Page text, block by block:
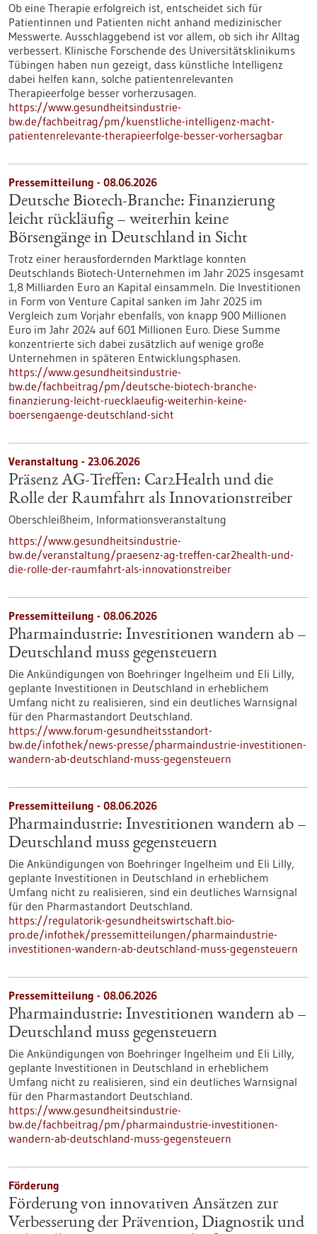
Ob eine Therapie erfolgreich ist, entscheidet sich für
Patientinnen und Patienten nicht anhand medizinischer
Messwerte. Ausschlaggebend ist vor allem, ob sich ihr Alltag
verbessert. Klinische Forschende des Universitätsklinikums
Tübingen haben nun gezeigt, dass künstliche Intelligenz
dabei helfen kann, solche patientenrelevanten
Therapieerfolge besser vorherzusagen.
https://www.gesundheitsindustrie-
bw.de/fachbeitrag/pm/kuenstliche-intelligenz-macht-
patientenrelevante-therapieerfolge-besser-vorhersagbar
Pressemitteilung - 08.06.2026
Deutsche Biotech-Branche: Finanzierung
leicht rückläufig – weiterhin keine
Börsengänge in Deutschland in Sicht
Trotz einer herausfordernden Marktlage konnten
Deutschlands Biotech-Unternehmen im Jahr 2025 insgesamt
1,8 Milliarden Euro an Kapital einsammeln. Die Investitionen
in Form von Venture Capital sanken im Jahr 2025 im
Vergleich zum Vorjahr ebenfalls, von knapp 900 Millionen
Euro im Jahr 2024 auf 601 Millionen Euro. Diese Summe
konzentrierte sich dabei zusätzlich auf wenige große
Unternehmen in späteren Entwicklungsphasen.
https://www.gesundheitsindustrie-
bw.de/fachbeitrag/pm/deutsche-biotech-branche-
finanzierung-leicht-ruecklaeufig-weiterhin-keine-
boersengaenge-deutschland-sicht
Veranstaltung - 23.06.2026
Präsenz AG-Treffen: Car2Health und die
Rolle der Raumfahrt als Innovationstreiber
Oberschleißheim, Informationsveranstaltung
https://www.gesundheitsindustrie-
bw.de/veranstaltung/praesenz-ag-treffen-car2health-und-
die-rolle-der-raumfahrt-als-innovationstreiber
Pressemitteilung - 08.06.2026
Pharmaindustrie: Investitionen wandern ab –
Deutschland muss gegensteuern
Die Ankündigungen von Boehringer Ingelheim und Eli Lilly,
geplante Investitionen in Deutschland in erheblichem
Umfang nicht zu realisieren, sind ein deutliches Warnsignal
für den Pharmastandort Deutschland.
https://www.forum-gesundheitsstandort-
bw.de/infothek/news-presse/pharmaindustrie-investitionen-
wandern-ab-deutschland-muss-gegensteuern
Pressemitteilung - 08.06.2026
Pharmaindustrie: Investitionen wandern ab –
Deutschland muss gegensteuern
Die Ankündigungen von Boehringer Ingelheim und Eli Lilly,
geplante Investitionen in Deutschland in erheblichem
Umfang nicht zu realisieren, sind ein deutliches Warnsignal
für den Pharmastandort Deutschland.
https://regulatorik-gesundheitswirtschaft.bio-
pro.de/infothek/pressemitteilungen/pharmaindustrie-
investitionen-wandern-ab-deutschland-muss-gegensteuern
Pressemitteilung - 08.06.2026
Pharmaindustrie: Investitionen wandern ab –
Deutschland muss gegensteuern
Die Ankündigungen von Boehringer Ingelheim und Eli Lilly,
geplante Investitionen in Deutschland in erheblichem
Umfang nicht zu realisieren, sind ein deutliches Warnsignal
für den Pharmastandort Deutschland.
https://www.gesundheitsindustrie-
bw.de/fachbeitrag/pm/pharmaindustrie-investitionen-
wandern-ab-deutschland-muss-gegensteuern
Förderung
Förderung von innovativen Ansätzen zur
Verbesserung der Prävention, Diagnostik und